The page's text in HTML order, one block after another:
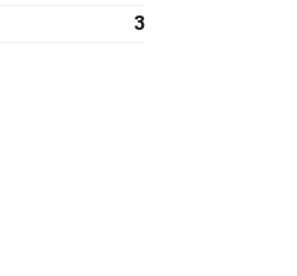
3